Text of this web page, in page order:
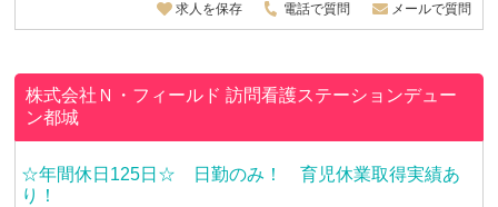
求人を保存 電話で質問 メールで質問
株式会社Ｎ・フィールド訪問看護ステーションデュー
ン都城
☆年間休日125日☆ 日勤のみ！ 育児休業取得実績あ
り！